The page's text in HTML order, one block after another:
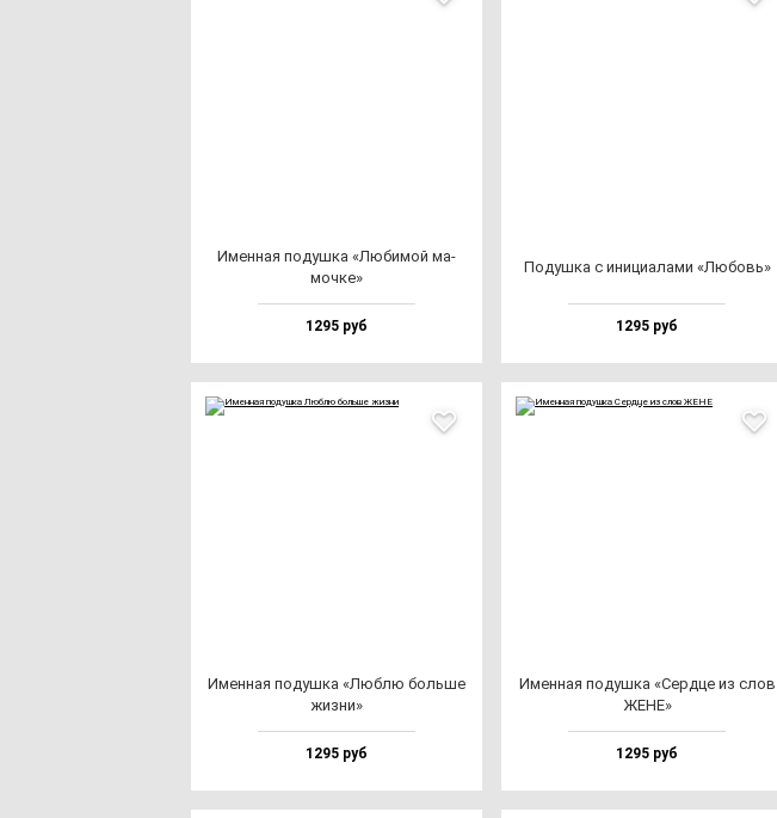
Имен­ная по­душ­ка «Люби­мой ма­
моч­ке»
1295 руб
Подуш­ка с ини­ци­ала­ми «Любовь»
1295 руб
Имен­ная по­душ­ка «Люб­лю боль­ше
жиз­ни»
1295 руб
Имен­ная по­душ­ка «Сер­дце из слов
ЖЕНЕ»
1295 руб